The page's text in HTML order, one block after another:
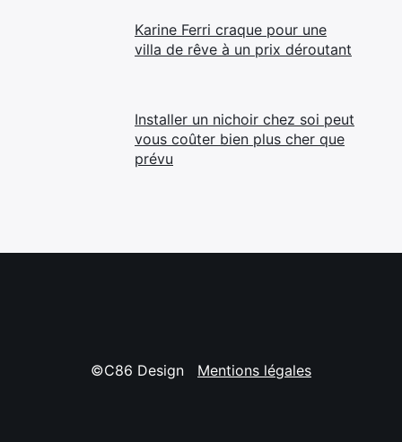
Karine Ferri craque pour une
villa de rêve à un prix déroutant
Installer un nichoir chez soi peut
vous coûter bien plus cher que
prévu
©C86 Design Mentions légales